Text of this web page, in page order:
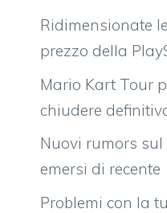
Ridimensionate
prezzo della
Mario Kart Tour
chiudere
Nuovi rumors sul
emersi di recente
Problemi con la